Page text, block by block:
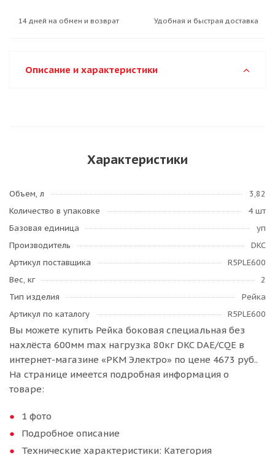
14 дней на обмен и возврат Удобная и быстрая доставка
Описание и характеристики
Характеристики
Объем, л
3,82
Количество в упаковке
4 шт
Базовая единица
уп
Производитель
DKC
Артикул поставщика
R5PLE600
Вес, кг
2
Тип изделия
Рейка
Артикул по каталогу
R5PLE600
Вы можете купить Рейка боковая специальная без
нахлёста 600мм max нагрузка 80кг DKC DAE/CQE в
интернет-магазине «РКМ Электро» по цене 4673 руб..
На странице имеется подробная информация о
товаре:
1 фото
Подробное описание
Технические характеристики: Категория